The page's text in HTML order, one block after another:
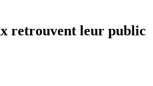
retrouvent leur public